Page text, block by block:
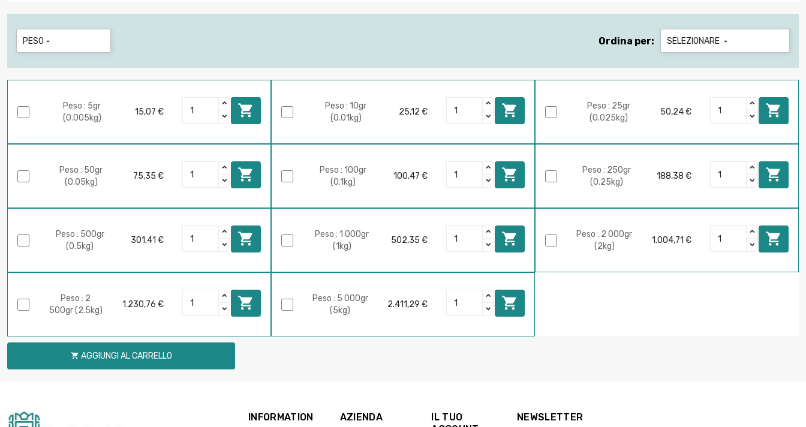
PESO  Ordina per: SELEZIONARE 
Peso : 5gr
(0.005kg)
15,07 € 
Peso : 10gr
(0.01kg)
25,12 € 
Peso : 25gr
(0.025kg)
50,24 € 
Peso : 50gr
(0.05kg)
75,35 € 
Peso : 100gr
(0.1kg)
100,47 € 
Peso : 250gr
(0.25kg)
188,38 € 
Peso : 500gr
(0.5kg)
301,41 € 
Peso : 1 000gr
(1kg)
502,35 € 
Peso : 2 000gr
(2kg)
1.004,71 € 
Peso : 2
500gr (2.5kg)
1.230,76 € 
Peso : 5 000gr
(5kg)
2.411,29 € 
 AGGIUNGI AL CARRELLO
INFORMATION AZIENDA
IL TUO
NEWSLETTER